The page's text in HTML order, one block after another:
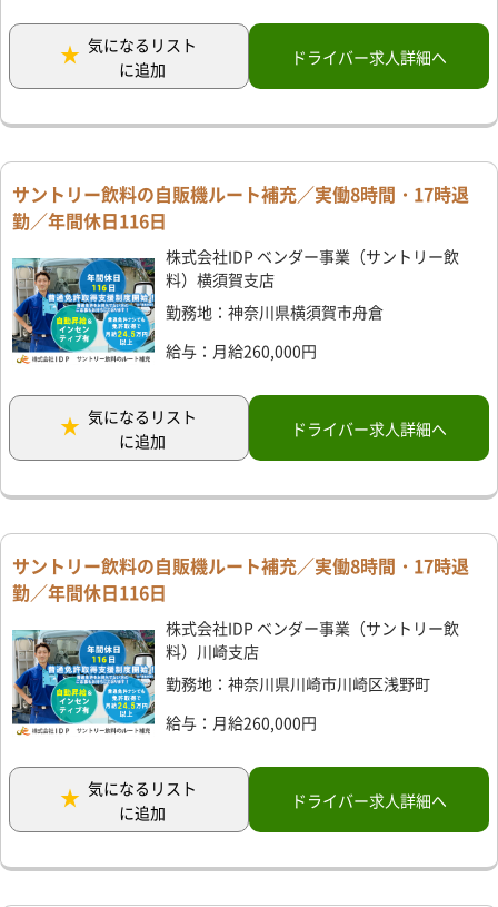
気になるリスト
に追加
ドライバー求人詳細へ
サントリー飲料の自販機ルート補充／実働8時間・17時退
勤／年間休日116日
株式会社IDP ベンダー事業（サントリー飲
料）横須賀支店
勤務地：神奈川県横須賀市舟倉
給与：月給260,000円
気になるリスト
に追加
ドライバー求人詳細へ
サントリー飲料の自販機ルート補充／実働8時間・17時退
勤／年間休日116日
株式会社IDP ベンダー事業（サントリー飲
料）川崎支店
勤務地：神奈川県川崎市川崎区浅野町
給与：月給260,000円
気になるリスト
に追加
ドライバー求人詳細へ